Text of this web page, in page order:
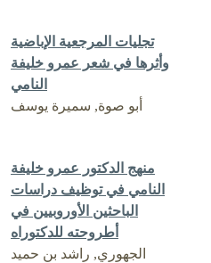
تجليات المرجعية الإباضية
وأثرها في شعر عمرو خليفة
النامي
أبو صوة, سميرة يوسف
منهج الدكتور عمرو خليفة
النامي في توظيف دراسات
الباحثين الأوروبيين في
أطروحته للدكتوراه
الجهوري, راشد بن حميد